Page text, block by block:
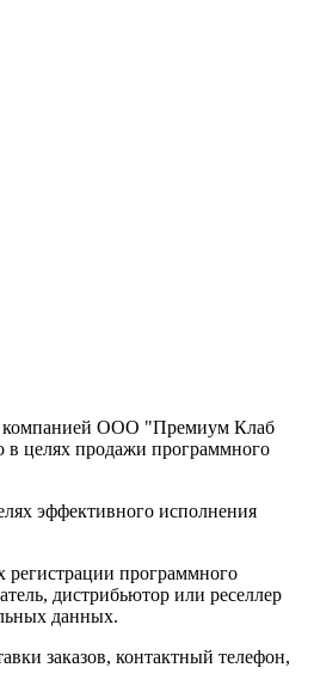
компанией ООО "Премиум Клаб
в целях продажи программного
эффективного исполнения
регистрации программного
дистрибьютор или реселлер
данных.
заказов, контактный телефон,